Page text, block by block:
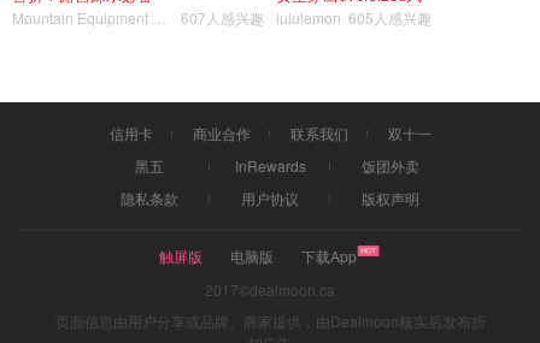
607人感兴趣 lululemon 605人感兴趣
信用卡 商业合作 联系我们
双十一
黑五
InRewards
饭团外卖
隐私条款
用户协议 版权声明
触屏版 电脑版
下载App
2017©dealmoon.ca
页面信息由用户分享或品牌、商家提供，由Dealmoon核实后发布折